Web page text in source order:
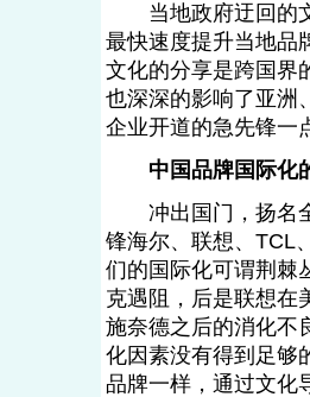
当地政府迂回的文
最快速度提升当地品
文化的分享是跨国界
也深深的影响了亚洲
企业开道的急先锋
中国品牌国际化
冲出国门，扬名全
锋海尔、联想、TCL
们的国际化可谓荆棘
克遇阻，后是联想在
施奈德之后的消化不
化因素没有得到足够
品牌一样，通过文化